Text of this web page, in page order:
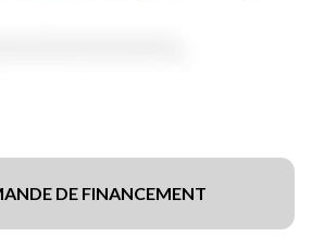
DE FINANCEMENT